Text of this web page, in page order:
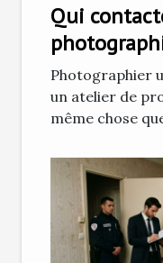
Qui
Grenoble ?
Photographier
un atelier de
même chose